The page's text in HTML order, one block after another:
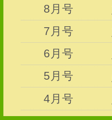
8月号
7月号
6月号
5月号
4月号